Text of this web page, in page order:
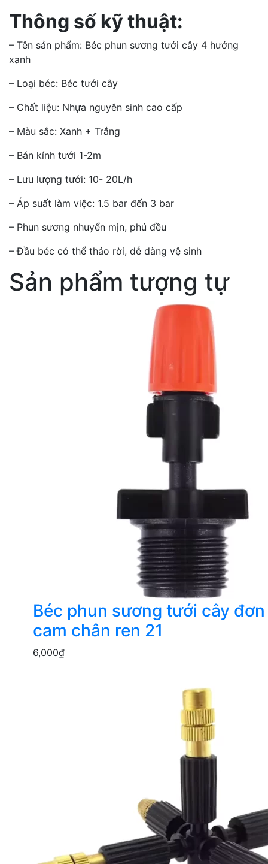
Thông số kỹ thuật:
– Tên sản phẩm: Béc phun sương tưới cây 4 hướng
xanh
– Loại béc: Béc tưới cây
– Chất liệu: Nhựa nguyên sinh cao cấp
– Màu sắc: Xanh + Trắng
– Bán kính tưới 1-2m
– Lưu lượng tưới: 10- 20L/h
– Áp suất làm việc: 1.5 bar đến 3 bar
– Phun sương nhuyển mịn, phủ đều
– Đầu béc có thể tháo rời, dễ dàng vệ sinh
Sản phẩm tượng tự
Béc phun sương tưới cây
cam chân ren 21
6,000₫